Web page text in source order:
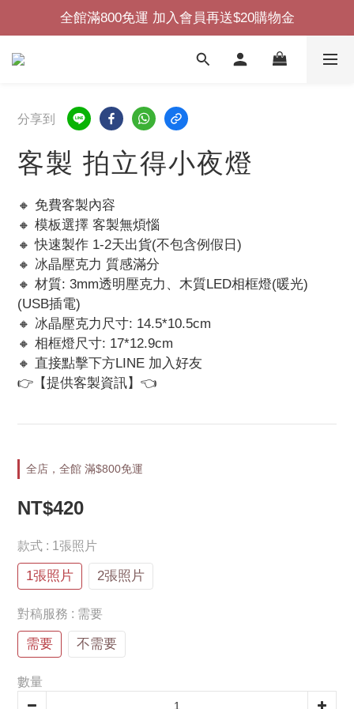
全館滿800免運 加入會員再送$20購物金
分享到
客製 拍立得小夜燈
🔸 免費客製內容
🔸 模板選擇 客製無煩惱
🔸 快速製作 1-2天出貨(不包含例假日)
🔸 冰晶壓克力 質感滿分
🔸 材質: 3mm透明壓克力、木質LED相框燈(暖光)
(USB插電)
🔸 冰晶壓克力尺寸: 14.5*10.5cm
🔸 相框燈尺寸: 17*12.9cm
🔸 直接點擊下方LINE 加入好友
👉【提供客製資訊】👈
全店，全館 滿$800免運
NT$420
款式 : 1張照片
1張照片 2張照片
對稿服務 : 需要
需要 不需要
數量